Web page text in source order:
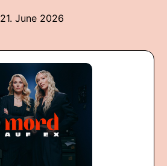
21. June 2026